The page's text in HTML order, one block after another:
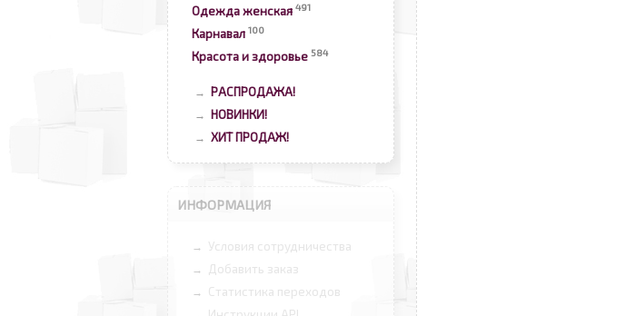
Одежда женская 491
Карнавал 100
Красота и здоровье 584
→ РАСПРОДАЖА!
→ НОВИНКИ!
→ ХИТ ПРОДАЖ!
ИНФОРМАЦИЯ
→ Условия сотрудничества
→ Добавить заказ
→ Статистика переходов